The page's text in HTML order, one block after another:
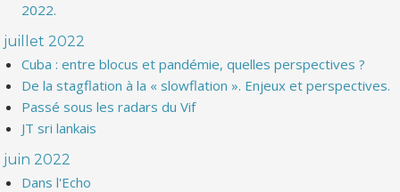
2022.
juillet 2022
Cuba : entre blocus et pandémie, quelles perspectives ?
De la stagflation à la « slowflation ». Enjeux et perspectives.
Passé sous les radars du Vif
JT sri lankais
juin 2022
Dans l'Echo